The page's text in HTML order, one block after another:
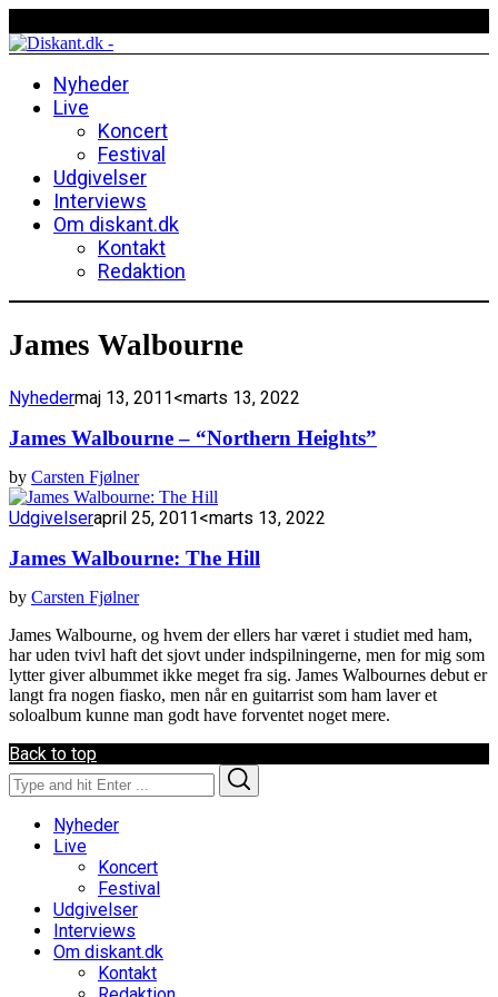
Nyheder
Live
Koncert
Festival
Udgivelser
Interviews
Om diskant.dk
Kontakt
Redaktion
James Walbourne
Nyhedermaj 13, 2011<marts 13, 2022
James Walbourne – “Northern Heights”
by Carsten Fjølner
Udgivelserapril 25, 2011<marts 13, 2022
James Walbourne: The Hill
by Carsten Fjølner
James Walbourne, og hvem der ellers har været i studiet med ham,
har uden tvivl haft det sjovt under indspilningerne, men for mig som
lytter giver albummet ikke meget fra sig. James Walbournes debut er
langt fra nogen fiasko, men når en guitarrist som ham laver et
soloalbum kunne man godt have forventet noget mere.
Back to top
Search
for:
Nyheder
Live
Koncert
Festival
Udgivelser
Interviews
Om diskant.dk
Kontakt